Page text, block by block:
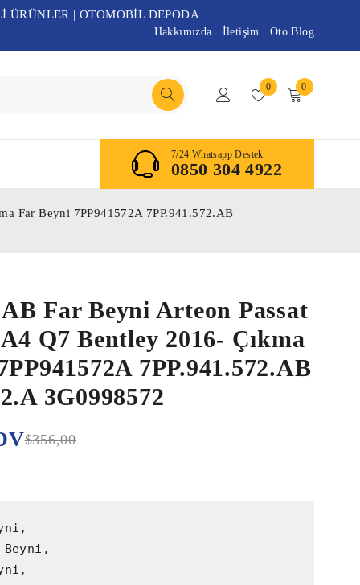
ÜRÜNLER | OTOMOBİL DEPODA
Hakkımızda İletişim Oto Blog
0 0
7/24 Whatsapp Destek
0850 304 4922
Far Beyni 7PP941572A 7PP.941.572.AB
Far Beyni Arteon Passat
Q7 Bentley 2016- Çıkma
7PP.941.572.AB
3G0998572
$356,00
Beyni,